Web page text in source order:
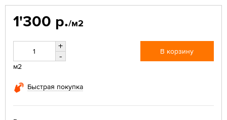
1'300 р./м2
+
-
м2
В корзину
Быстрая покупка